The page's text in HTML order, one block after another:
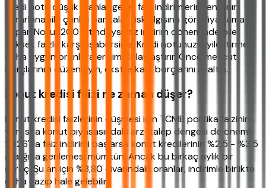
Kredi notu düşük olanlar genel faiz indirimlerinden sınırlı
yararlanabilir çünkü bankalar risk algısına göre fiyatlama
yapar. Notu 1200 altındaysanız indirim döneminde bile
yüksek faizle karşılaşabilirsiniz. Kredi notunuzu iyileştirmek
daha uygun oranlara erişimi kolaylaştırır. Önce mevcut
borçlarınızı düzenleyin, ekstre kart borçlarını azaltın.
Konut kredisi faizi ne zaman düşer?
Konut kredisi faizlerinin düşmesi için TCMB politika faizinin
yanı sıra konut piyasasındaki arz-talep dengesi de önemli.
2026'da faiz indirimi başlarsa konut kredilerinin %2,5 - %3,5
aralığına gerilemesi mümkün. Ancak bu birkaç aylık bir
süreç. Şu an için %3,80 civarındaki oranlar, indirimle birlikte
daha cazip hale gelebilir.